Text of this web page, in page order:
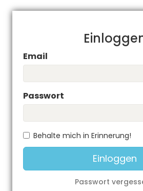
Email
Passwort
Behalte mich in Erinnerung!
Passwort